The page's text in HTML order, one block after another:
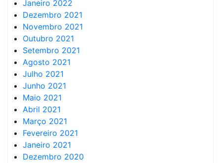
Janeiro 2022
Dezembro 2021
Novembro 2021
Outubro 2021
Setembro 2021
Agosto 2021
Julho 2021
Junho 2021
Maio 2021
Abril 2021
Março 2021
Fevereiro 2021
Janeiro 2021
Dezembro 2020